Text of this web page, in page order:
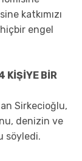
katkımızı
engel
KİŞİYE BİR
Sirkecioğlu,
denizin ve
söyledi.